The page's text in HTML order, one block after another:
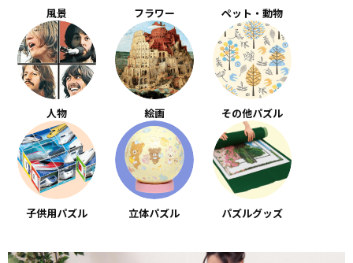
風景 フラワー ペット・動物
人物 絵画 その他パズル
子供用パズル 立体パズル パズルグッズ